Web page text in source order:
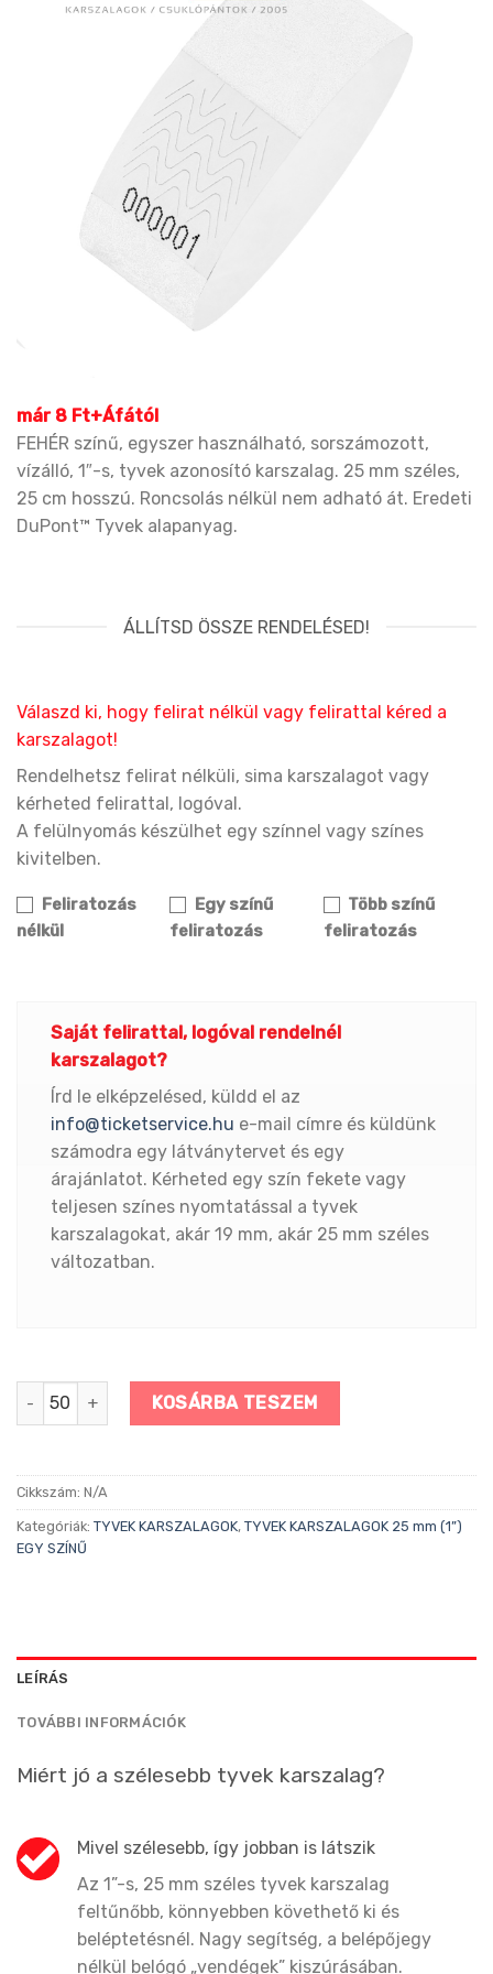
már 8 Ft+Áfától
FEHÉR színű, egyszer használható, sorszámozott,
vízálló, 1″-s, tyvek azonosító karszalag. 25 mm széles,
25 cm hosszú. Roncsolás nélkül nem adható át. Eredeti
DuPont™ Tyvek alapanyag.
ÁLLÍTSD ÖSSZE RENDELÉSED!
Válaszd ki, hogy felirat nélkül vagy felirattal kéred a
karszalagot!
Rendelhetsz felirat nélküli, sima karszalagot vagy
kérheted felirattal, logóval.
A felülnyomás készülhet egy színnel vagy színes
kivitelben.
Feliratozás
nélkül
Egy színű
feliratozás
Több színű
feliratozás
Saját felirattal, logóval rendelnél
karszalagot?
Írd le elképzelésed, küldd el az
info@ticketservice.hu e-mail címre és küldünk
számodra egy látványtervet és egy
árajánlatot. Kérheted egy szín fekete vagy
teljesen színes nyomtatással a tyvek
karszalagokat, akár 19 mm, akár 25 mm széles
változatban.
FEHÉR tyvek karszalag 25 mm (1″) – szélesebb méret
KOSÁRBA TESZEM
Cikkszám: N/A
Kategóriák: TYVEK KARSZALAGOK, TYVEK KARSZALAGOK 25 mm (1”)
EGY SZÍNŰ
LEÍRÁS
TOVÁBBI INFORMÁCIÓK
Miért jó a szélesebb tyvek karszalag?
Mivel szélesebb, így jobban is látszik
Az 1”-s, 25 mm széles tyvek karszalag
feltűnőbb, könnyebben követhető ki és
beléptetésnél. Nagy segítség, a belépőjegy
nélkül belógó „vendégek” kiszúrásában.